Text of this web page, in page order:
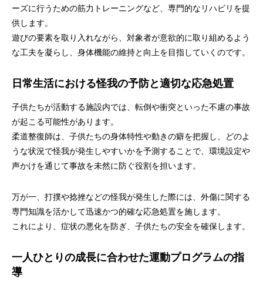
ーズに行うための筋力トレーニングなど、専門的なリハビリを提
供します。
遊びの要素を取り入れながら、対象者が意欲的に取り組めるよう
な工夫を凝らし、身体機能の維持と向上を目指していくのです。
日常生活における怪我の予防と適切な応急処置
子供たちが活動する施設内では、転倒や衝突といった不慮の事故
が起こる可能性があります。
柔道整復師は、子供たちの身体特性や動きの癖を把握し、どのよ
うな状況で怪我が発生しやすいかを予測することで、環境設定や
声かけを通じて事故を未然に防ぐ役割を担います。
万が一、打撲や捻挫などの怪我が発生した際には、外傷に関する
専門知識を活かして迅速かつ的確な応急処置を施します。
これにより、症状の悪化を防ぎ、子供たちの安全を確保します。
一人ひとりの成長に合わせた運動プログラムの指
導